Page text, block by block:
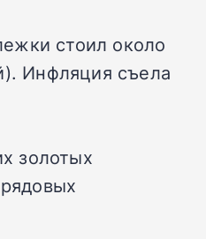
стоил около
Инфляция съела
золотых